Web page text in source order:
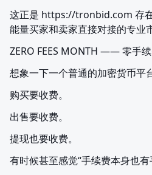
这正是 https://tronbid.com 存
能量买家和卖家直接对接的专业
ZERO FEES MONTH —— 零手
想象一下一个普通的加密货币平台
购买要收费。
出售要收费。
提现也要收费。
有时候甚至感觉“手续费本身也有